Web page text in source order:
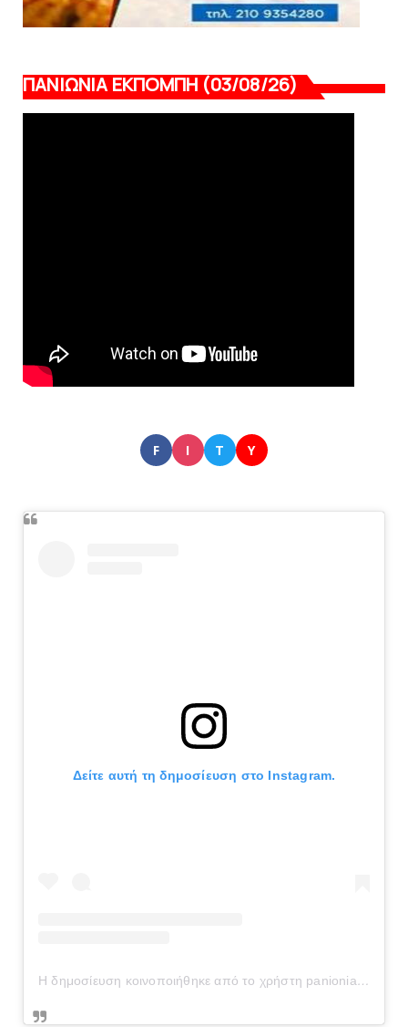
ΠΑΝΙΩΝΙΑ ΕΚΠΟΜΠΗ (03/08/26)
F I T Y
Δείτε αυτή τη δημοσίευση στο Instagram.
Η δημοσίευση κοινοποιήθηκε από το χρήστη panionianea.gr (@panionianea.gr)